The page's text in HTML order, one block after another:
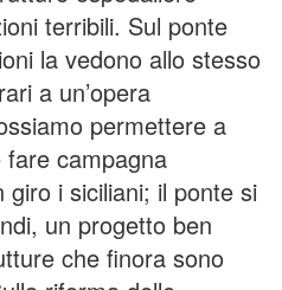
terribili. Sul ponte
la vedono allo stesso
a un’opera
permettere a
campagna
i siciliani; il ponte si
un progetto ben
che finora sono